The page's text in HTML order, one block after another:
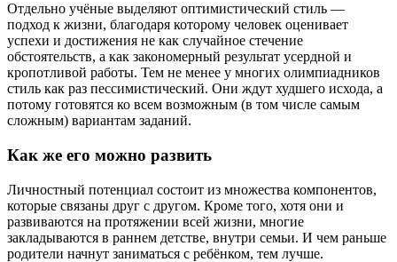
Отдельно учёные выделяют оптимистический стиль —
подход к жизни, благодаря которому человек оценивает
успехи и достижения не как случайное стечение
обстоятельств, а как закономерный результат усердной и
кропотливой работы. Тем не менее у многих олимпиадников
стиль как раз пессимистический. Они ждут худшего исхода, а
потому готовятся ко всем возможным (в том числе самым
сложным) вариантам заданий.
Как же его можно развить
Личностный потенциал состоит из множества компонентов,
которые связаны друг с другом. Кроме того, хотя они и
развиваются на протяжении всей жизни, многие
закладываются в раннем детстве, внутри семьи. И чем раньше
родители начнут заниматься с ребёнком, тем лучше.